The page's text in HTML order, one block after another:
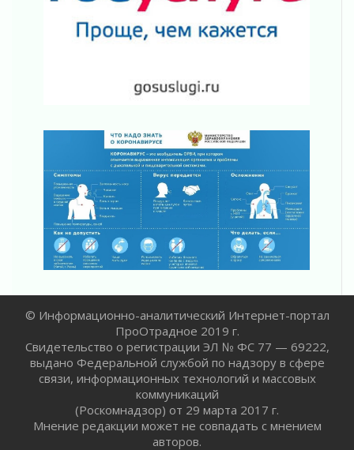
Уроки безопасности для детей и взрослых
03 августа 2026
Ленобласть отмечает День Воздушно-
«Активное лето»
Ленобласть отметила заслуги жителей перед
регионом и страной
02 августа 2026
Ладога — не пруд
02 августа 2026
ПСК через Гослуслуги напомнит жителям
Ленинградской области о неоплаченных
счетах
Пропавшего подростка нашли в Кировском
районе Ленобласти
Жителям Ленобласти напомнили, как
действовать при укусе клеща
02 августа 2026
В Ивангороде назвали новых почетных
граждан Ленинградской области
© Информационно-аналитический Интернет-портал
ПроОтрадное 2019 г.
Свидетельство о регистрации ЭЛ № ФС 77 — 69222,
выдано Федеральной службой по надзору в сфере
связи, информационных технологий и массовых
коммуникаций
(Роскомнадзор) от 29 марта 2017 г.
Мнение редакции может не совпадать с мнением
авторов.